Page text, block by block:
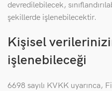
devredilebilecek,
şekillerde işlenebilecektir.
Kişisel
işlenebileceği
6698 sayılı KVKK uyarınca,